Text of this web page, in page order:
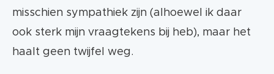
misschien sympathiek zijn (alhoewel ik daar
ook sterk mijn vraagtekens bij heb), maar het
haalt geen twijfel weg.